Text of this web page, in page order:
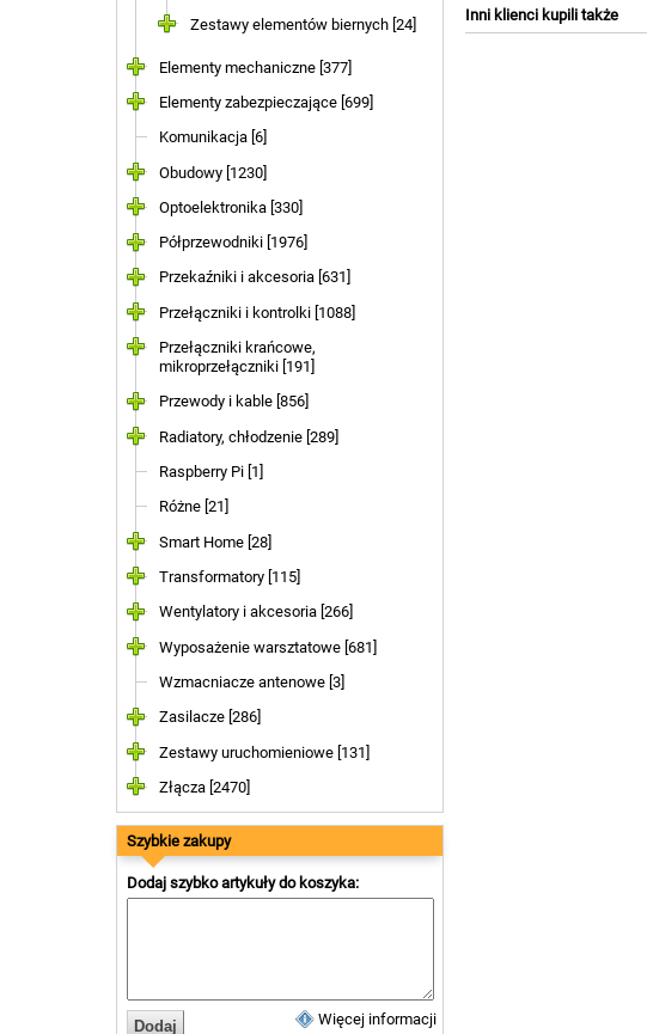
Zestawy elementów biernych [24]
Elementy mechaniczne [377]
Elementy zabezpieczające [699]
Komunikacja [6]
Obudowy [1230]
Optoelektronika [330]
Półprzewodniki [1976]
Przekaźniki i akcesoria [631]
Przełączniki i kontrolki [1088]
Przełączniki krańcowe,
mikroprzełączniki [191]
Przewody i kable [856]
Radiatory, chłodzenie [289]
Raspberry Pi [1]
Różne [21]
Smart Home [28]
Transformatory [115]
Wentylatory i akcesoria [266]
Wyposażenie warsztatowe [681]
Wzmacniacze antenowe [3]
Zasilacze [286]
Zestawy uruchomieniowe [131]
Złącza [2470]
Szybkie zakupy
Dodaj szybko artykuły do koszyka:
Więcej informacji
Inni klienci kupili także